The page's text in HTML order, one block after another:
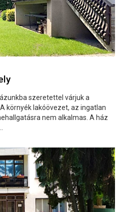
szeretettel várjuk a
környék lakóövezet, az ingatlan
nem alkalmas. A ház